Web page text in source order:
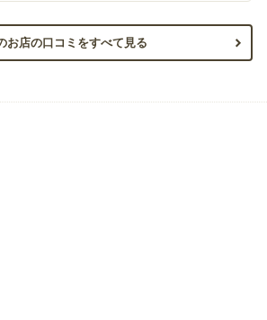
お店の口コミをすべて見る